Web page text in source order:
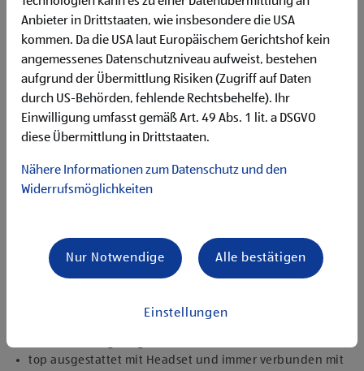
Flexibilität für Früh- und Spätdienste (Montag bis
Samstag)
Begeisterung im Handel zu arbeiten und den
Unternehmenserfolg mitzugestalten
Freude an der Arbeit im Team für ein motiviertes
Miteinander
Bereitschaft zu körperlich anspruchsvollen Tätigkeiten
freundlich im Umgang mit Kund:innen für eine
zuverlässige und organisierte Arbeitsweise zur
gewissenhaften Erledigung der Aufgaben
1.000 € HOFER Reisen- oder Warengutschein und
zusätzlich 1.500 € bei ausgezeichnetem Erfolg
Erfolgsprämien bei positivem Lehrabschluss (guter Erfolg:
top ausgestattet mit Headset und immer verbunden mit
Anbieter in Drittstaaten, wie insbesondere die USA
kommen. Da die USA laut Europäischem Gerichtshof kein
angemessenes Datenschutzniveau aufweist, bestehen
aufgrund der Übermittlung Risiken (Zugriff auf Daten
durch US-Behörden, fehlende Rechtsbehelfe). Ihr
Einwilligung umfasst gemäß Art. 49 Abs. 1 lit. a DSGVO
diese Übermittlung in Drittstaaten.
Nähere Informationen zum Datenschutz und den
Widerrufsmöglichkeiten
Einstellungen
Nur Notwendige Alle bestätigen